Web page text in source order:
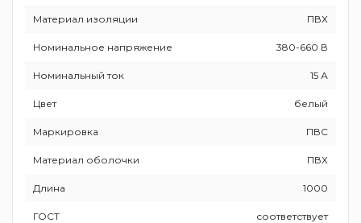
Материал изоляции ПВХ
Номинальное напряжение 380-660 В
Номинальный ток 15 А
Цвет белый
Маркировка ПВС
Материал оболочки ПВХ
Длина 1000
ГОСТ соответствует